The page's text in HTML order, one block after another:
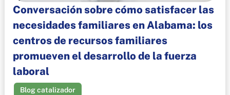
Conversación sobre cómo satisfacer las
necesidades familiares en Alabama: los
centros de recursos familiares
promueven el desarrollo de la fuerza
laboral
Blog catalizador